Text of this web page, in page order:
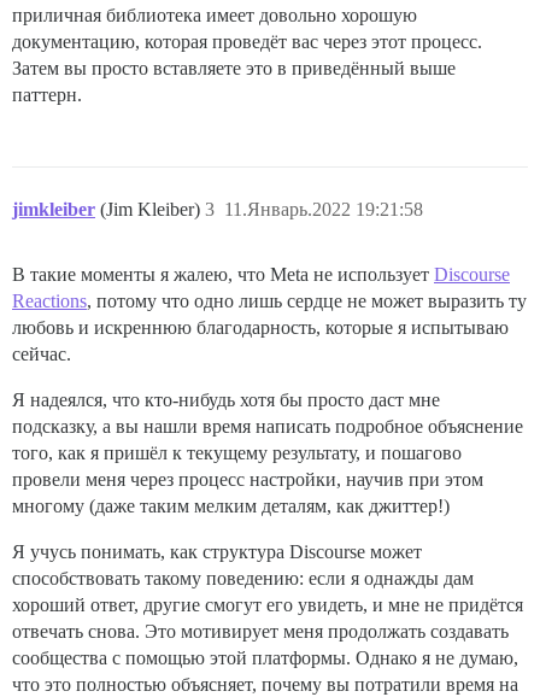
приличная библиотека имеет довольно хорошую
документацию, которая проведёт вас через этот процесс.
Затем вы просто вставляете это в приведённый выше
паттерн.
jimkleiber (Jim Kleiber) 11.Январь.2022 19:21:58
3
В такие моменты я жалею, что Meta не использует Discourse
Reactions, потому что одно лишь сердце не может выразить ту
любовь и искреннюю благодарность, которые я испытываю
сейчас.
Я надеялся, что кто-нибудь хотя бы просто даст мне
подсказку, а вы нашли время написать подробное объяснение
того, как я пришёл к текущему результату, и пошагово
провели меня через процесс настройки, научив при этом
многому (даже таким мелким деталям, как джиттер!)
Я учусь понимать, как структура Discourse может
способствовать такому поведению: если я однажды дам
хороший ответ, другие смогут его увидеть, и мне не придётся
отвечать снова. Это мотивирует меня продолжать создавать
сообщества с помощью этой платформы. Однако я не думаю,
что это полностью объясняет, почему вы потратили время на